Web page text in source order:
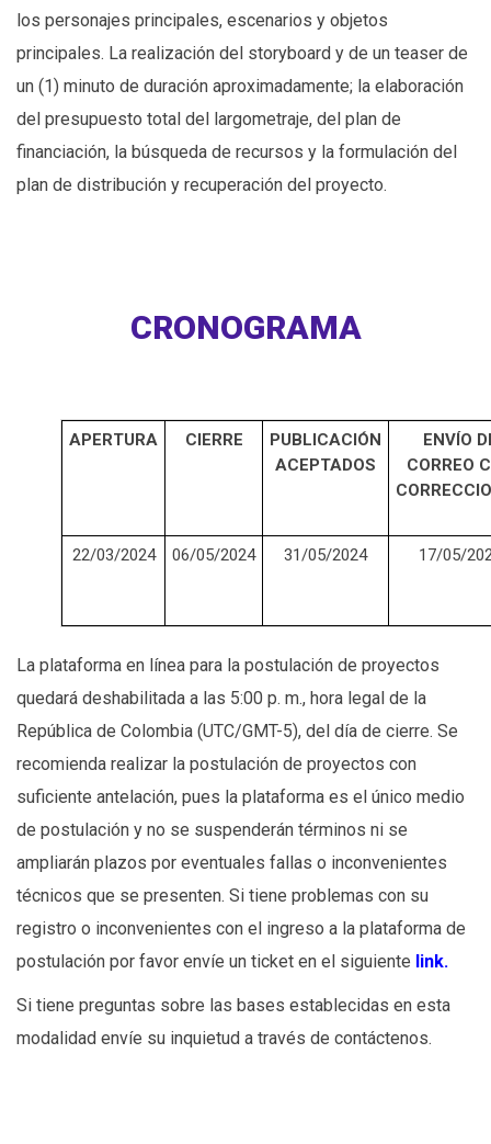
los personajes principales, escenarios y objetos
principales. La realización del storyboard y de un teaser de
un (1) minuto de duración aproximadamente; la elaboración
del presupuesto total del largometraje, del plan de
financiación, la búsqueda de recursos y la formulación del
plan de distribución y recuperación del proyecto.
CRONOGRAMA
APERTURA CIERRE
PUBLICACIÓN
ACEPTADOS
ENVÍO
CORREO
22/03/2024 06/05/2024 31/05/2024 17/05/
La plataforma en línea para la postulación de proyectos
quedará deshabilitada a las 5:00 p. m., hora legal de la
República de Colombia (UTC/GMT-5), del día de cierre. Se
recomienda realizar la postulación de proyectos con
suficiente antelación, pues la plataforma es el único medio
de postulación y no se suspenderán términos ni se
ampliarán plazos por eventuales fallas o inconvenientes
técnicos que se presenten. Si tiene problemas con su
registro o inconvenientes con el ingreso a la plataforma de
postulación por favor envíe un ticket en el siguiente link.
Si tiene preguntas sobre las bases establecidas en esta
modalidad envíe su inquietud a través de contáctenos.